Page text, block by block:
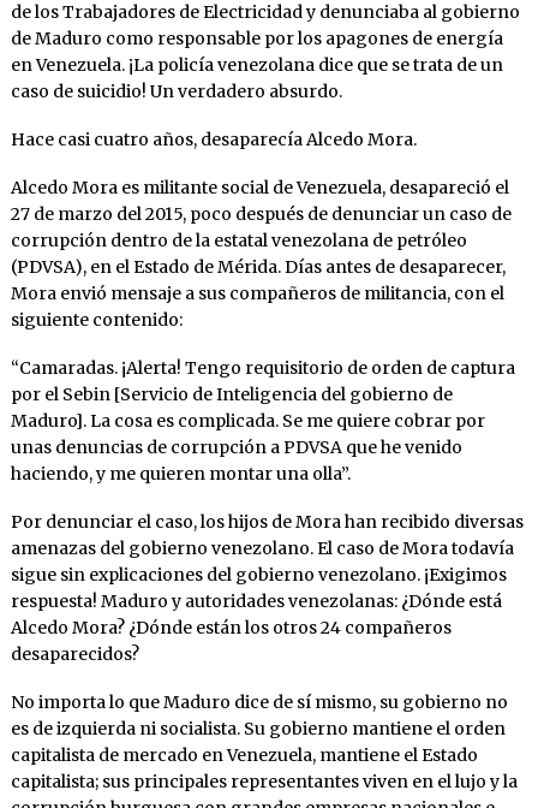
de los Trabajadores de Electricidad y denunciaba al gobierno
de Maduro como responsable por los apagones de energía
en Venezuela. ¡La policía venezolana dice que se trata de un
caso de suicidio! Un verdadero absurdo.
Hace casi cuatro años, desaparecía Alcedo Mora.
Alcedo Mora es militante social de Venezuela, desapareció el
27 de marzo del 2015, poco después de denunciar un caso de
corrupción dentro de la estatal venezolana de petróleo
(PDVSA), en el Estado de Mérida. Días antes de desaparecer,
Mora envió mensaje a sus compañeros de militancia, con el
siguiente contenido:
“Camaradas. ¡Alerta! Tengo requisitorio de orden de captura
por el Sebin [Servicio de Inteligencia del gobierno de
Maduro]. La cosa es complicada. Se me quiere cobrar por
unas denuncias de corrupción a PDVSA que he venido
haciendo, y me quieren montar una olla”.
Por denunciar el caso, los hijos de Mora han recibido diversas
amenazas del gobierno venezolano. El caso de Mora todavía
sigue sin explicaciones del gobierno venezolano. ¡Exigimos
respuesta! Maduro y autoridades venezolanas: ¿Dónde está
Alcedo Mora? ¿Dónde están los otros 24 compañeros
desaparecidos?
No importa lo que Maduro dice de sí mismo, su gobierno no
es de izquierda ni socialista. Su gobierno mantiene el orden
capitalista de mercado en Venezuela, mantiene el Estado
capitalista; sus principales representantes viven en el lujo y la